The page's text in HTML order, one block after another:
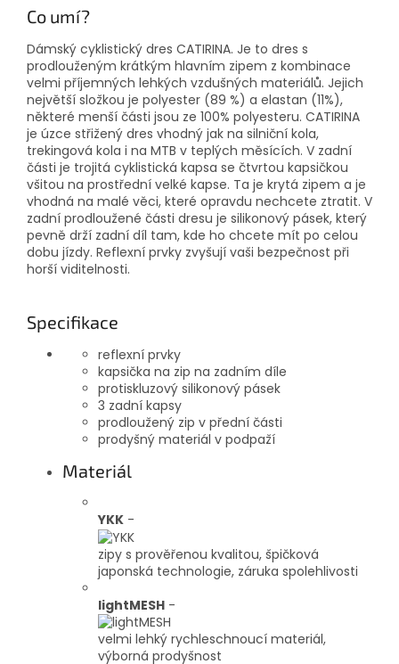
Co umí?
Dámský cyklistický dres CATIRINA. Je to dres s
prodlouženým krátkým hlavním zipem z kombinace
velmi příjemných lehkých vzdušných materiálů. Jejich
největší složkou je polyester (89 %) a elastan (11%),
některé menší části jsou ze 100% polyesteru. CATIRINA
je úzce střižený dres vhodný jak na silniční kola,
trekingová kola i na MTB v teplých měsících. V zadní
části je trojitá cyklistická kapsa se čtvrtou kapsičkou
všitou na prostřední velké kapse. Ta je krytá zipem a je
vhodná na malé věci, které opravdu nechcete ztratit. V
zadní prodloužené části dresu je silikonový pásek, který
pevně drží zadní díl tam, kde ho chcete mít po celou
dobu jízdy. Reflexní prvky zvyšují vaši bezpečnost při
horší viditelnosti.
Specifikace
reflexní prvky
kapsička na zip na zadním díle
protiskluzový silikonový pásek
3 zadní kapsy
prodloužený zip v přední části
prodyšný materiál v podpaží
Materiál
YKK -
zipy s prověřenou kvalitou, špičková
japonská technologie, záruka spolehlivosti
lightMESH -
velmi lehký rychleschnoucí materiál,
výborná prodyšnost